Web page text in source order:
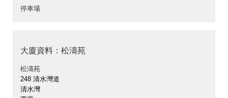
停車場
大廈資料：松濤苑
松濤苑
248 清水灣道
清水灣